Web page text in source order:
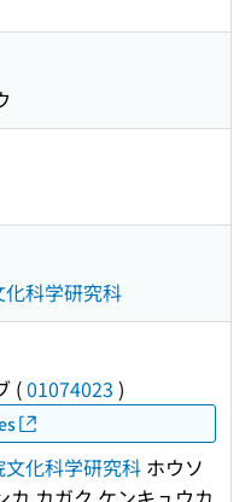
科学研究科
(01074023 )
化科学研究科 ホウソ